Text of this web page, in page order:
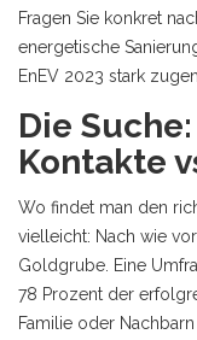
Fragen Sie konkret
energetische
EnEV 2023 stark
Die
Kontakte
Wo findet man den
vielleicht: Nach wie
Goldgrube. Eine
78 Prozent der
Familie oder